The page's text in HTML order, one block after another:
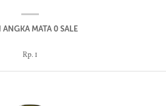
ANGKA MATA 0 SALE
Rp. 1